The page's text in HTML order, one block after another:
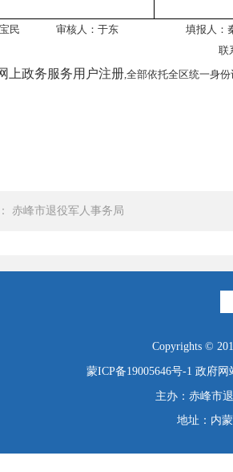
：宝民 审核人：于东 填报人：秦
上政务服务用户注册,全部依托全区统一身
赤峰市退役军人事务局
Copyrights ©
蒙ICP备19005646号-1 政府网
主办：赤峰市
地址：内